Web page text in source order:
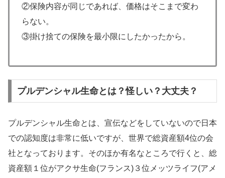
②保険内容が同じであれば、価格はそこまで変わ
らない。
③掛け捨ての保険を最小限にしたかったから。
プルデンシャル生命とは？怪しい？大丈夫？
プルデンシャル生命とは、宣伝などをしていないので日本
での認知度は非常に低いですが、世界で総資産額4位の会
社となっております。そのほか有名なところで行くと、総
資産額１位がアクサ生命(フランス)３位メッツライフ(アメ